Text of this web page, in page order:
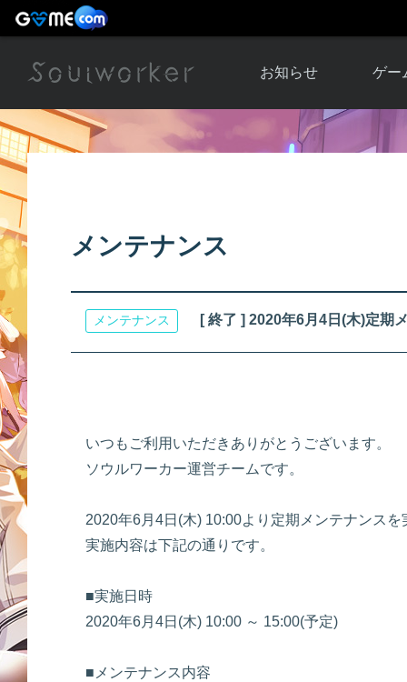
お知らせ
お知らせ一覧
ゲー
ソウ
アップ
メンテナンス
メンテナンス [ 終了 ] 2020年6月4日(木)定期
いつもご利用いただきありがとうございます。
ソウルワーカー運営チームです。
2020年6月4日(木) 10:00より定期メンテナンスを
実施内容は下記の通りです。
■実施日時
2020年6月4日(木) 10:00 ～ 15:00(予定)
■メンテナンス内容